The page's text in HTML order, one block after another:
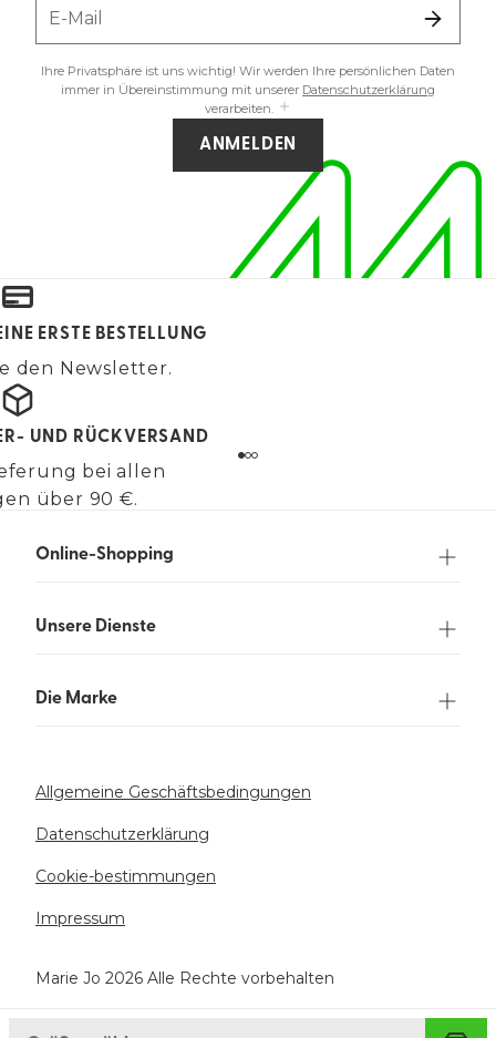
E-Mail
Ihre Privatsphäre ist uns wichtig! Wir werden Ihre persönlichen Daten
immer in Übereinstimmung mit unserer Datenschutzerklärung
verarbeiten.
ANMELDEN
ERSTE BESTELLUNG
den Newsletter.
UND RÜCKVERSAND
bei allen
über 90 €.
Online-Shopping
Unsere Dienste
Die Marke
Allgemeine Geschäftsbedingungen
Datenschutzerklärung
Cookie-bestimmungen
Impressum
Marie Jo 2026 Alle Rechte vorbehalten